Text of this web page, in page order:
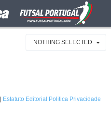
NOTHING SELECTED
Estatuto Editorial Politica Privacidade